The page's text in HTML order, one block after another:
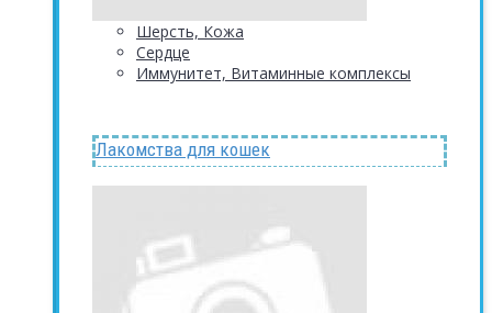
Шерсть, Кожа
Сердце
Иммунитет, Витаминные комплексы
Лакомства для кошек